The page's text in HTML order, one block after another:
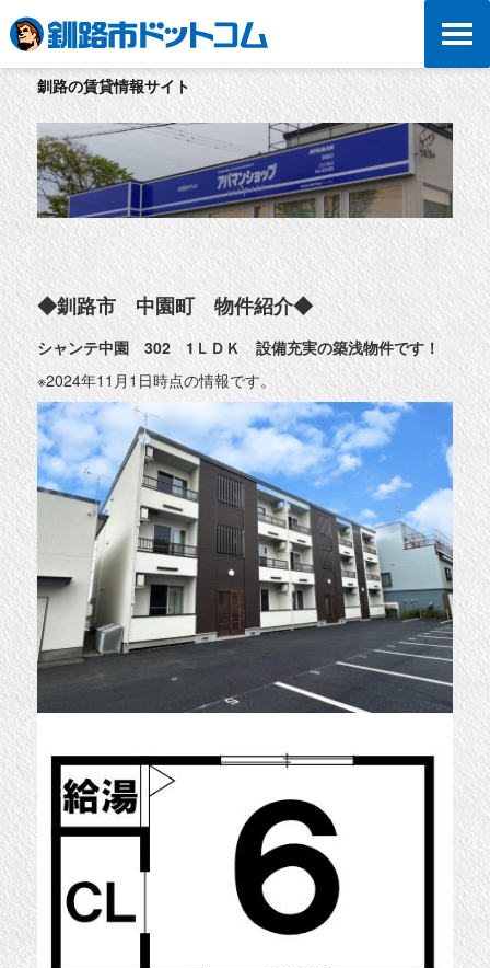
釧路の賃貸情報サイト
◆釧路市 中園町 物件紹介◆
シャンテ中園 302 1ＬＤＫ 設備充実の築浅物件です！
※2024年11月1日時点の情報です。